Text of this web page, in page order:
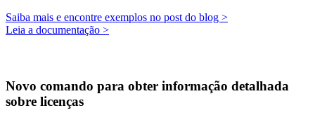
Saiba mais e encontre exemplos no post do blog >
Leia a documentação >
Novo comando para obter informação detalhada
sobre licenças